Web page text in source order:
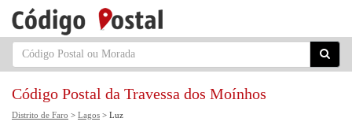
Código Postal da Travessa dos Moínhos
Distrito de Faro > Lagos > Luz